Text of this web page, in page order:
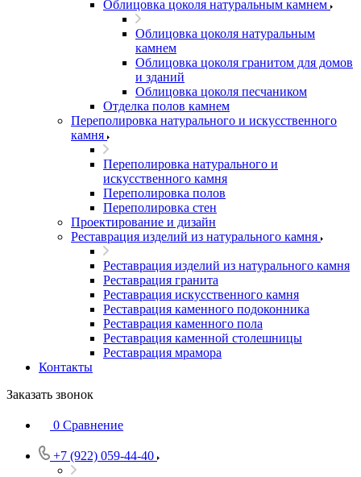
Облицовка цоколя натуральным камнем
Облицовка цоколя натуральным
камнем
Облицовка цоколя гранитом для домов
и зданий
Облицовка цоколя песчаником
Отделка полов камнем
Переполировка натурального и искусственного
камня
Переполировка натурального и
искусственного камня
Переполировка полов
Переполировка стен
Проектирование и дизайн
Реставрация изделий из натурального камня
Реставрация изделий из натурального камня
Реставрация гранита
Реставрация искусственного камня
Реставрация каменного подоконника
Реставрация каменного пола
Реставрация каменной столешницы
Реставрация мрамора
Контакты
Заказать звонок
0 Сравнение
+7 (922) 059-44-40